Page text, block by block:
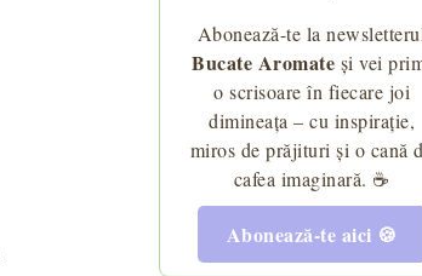
Abonează-te la
Bucate Aromate și vei
o scrisoare în fiecare joi
dimineața – cu inspirație,
miros de prăjituri și o cană
cafea imaginară. ☕
Abonează-te aici 🍪